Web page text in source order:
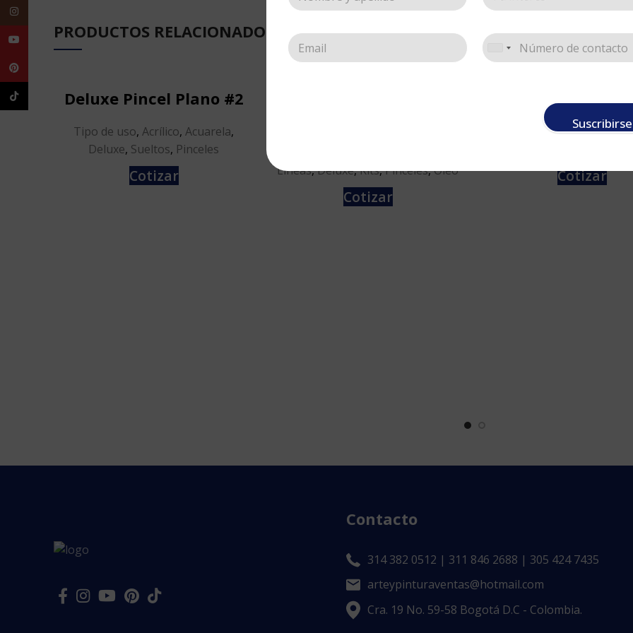
Suscribirse
PRODUCTOS RELACIONADOS
Deluxe Pincel Plano #2
Tipo de uso, Acrílico, Acuarela,
Deluxe, Sueltos, Pinceles
Cotizar
Líneas,Deluxe,Kits,Pinceles,Óleo
Cotizar
Studio 101, kit x 4
,Acrílico,
Cotizar
Contacto
314 382 0512 | 311 846 2688 | 305 424 7435
arteypinturaventas@hotmail.com
Cra. 19 No. 59-58 Bogotá D.C - Colombia.
YouTube